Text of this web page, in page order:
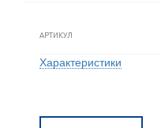
АРТИКУЛ
Характеристики